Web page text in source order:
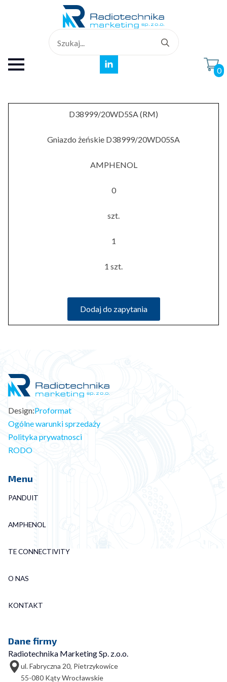
for:
0
D38999/20WD5SA (RM)
Gniazdo żeńskie D38999/20WD05SA
AMPHENOL
0
szt.
1
1 szt.
Dodaj do zapytania
Design:Proformat
Ogólne warunki sprzedaży
Polityka prywatnosci
RODO
Menu
PANDUIT
AMPHENOL
TE CONNECTIVITY
O NAS
KONTAKT
Dane firmy
Radiotechnika Marketing Sp. z.o.o.
ul. Fabryczna 20, Pietrzykowice
55-080 Kąty Wrocławskie